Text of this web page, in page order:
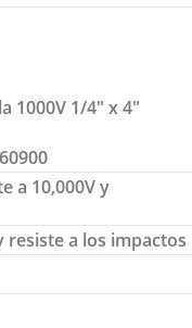
1000V 1/4″ x 4″
a 10,000V y
resiste a los impactos